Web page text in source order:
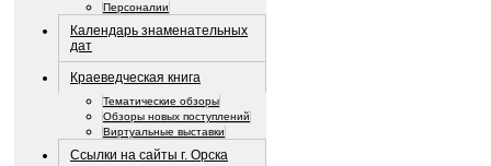
Персоналии
Календарь знаменательных
дат
Краеведческая книга
Тематические обзоры
Обзоры новых поступлений
Виртуальные выставки
Ссылки на сайты г. Орска